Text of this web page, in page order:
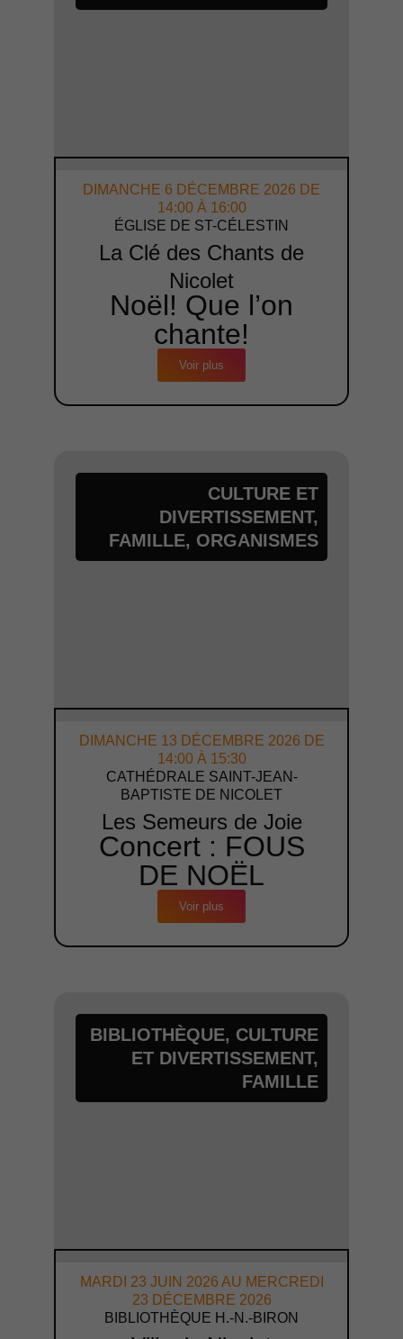
DIMANCHE 6 DÉCEMBRE 2026 DE
14:00 À 16:00
ÉGLISE DE ST-CÉLESTIN
La Clé des Chants de
Nicolet
Noël! Que l’on
chante!
Voir plus
CULTURE ET
DIVERTISSEMENT,
FAMILLE, ORGANISMES
DIMANCHE 13 DÉCEMBRE 2026 DE
14:00 À 15:30
CATHÉDRALE SAINT-JEAN-
BAPTISTE DE NICOLET
Les Semeurs de Joie
Concert : FOUS
DE NOËL
Voir plus
BIBLIOTHÈQUE, CULTURE
ET DIVERTISSEMENT,
FAMILLE
MARDI 23 JUIN 2026 AU MERCREDI
23 DÉCEMBRE 2026
BIBLIOTHÈQUE H.-N.-BIRON